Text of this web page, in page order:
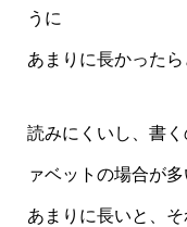
うに
あまりに長かった
読みにくいし、書
ァベットの場合が多
あまりに長いと、